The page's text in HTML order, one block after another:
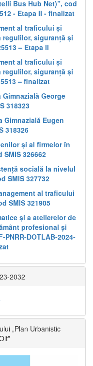
Bus Hub Net)”, cod
- Etapa II - finalizat
al traficului și
siguranță și
– Etapa II
al traficului și
siguranță și
– finalizat
George
318323
Gimnazială Eugen
318326
și al firmelor în
326662
socială la nivelul
SMIS 327732
al traficului
SMIS 321905
și a atelierelor de
profesional și
DOTLAB-2024-
2032
„Plan Urbanistic